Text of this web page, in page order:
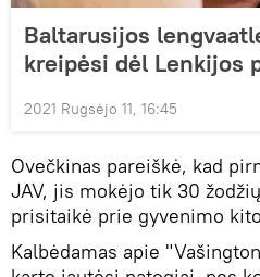
Baltarusijos
kreipėsi dėl Lenkijos
2021 Rugsėjo 11, 16:45
Ovečkinas pareiškė, kad
JAV, jis mokėjo tik 30
prisitaikė prie gyvenimo
Kalbėdamas apie